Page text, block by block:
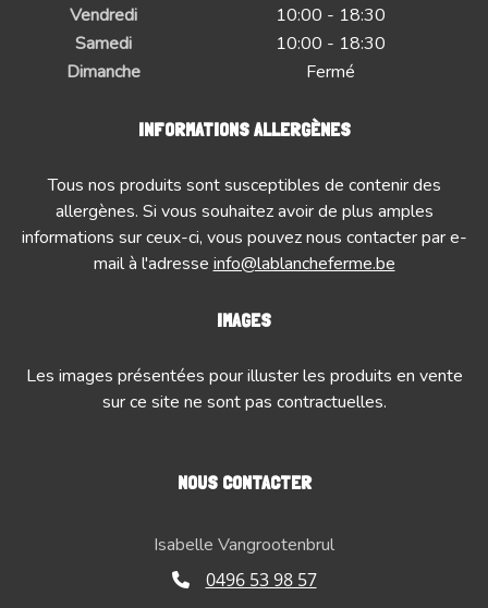
Vendredi
10:00 - 18:30
Samedi
10:00 - 18:30
Dimanche
Fermé
INFORMATIONS ALLERGÈNES
Tous nos produits sont susceptibles de contenir des
allergènes. Si vous souhaitez avoir de plus amples
informations sur ceux-ci, vous pouvez nous contacter par e-
mail à l'adresse info@lablancheferme.be
IMAGES
Les images présentées pour illuster les produits en vente
sur ce site ne sont pas contractuelles.
NOUS CONTACTER
Isabelle Vangrootenbrul
0496 53 98 57